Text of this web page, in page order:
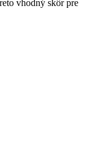
vhodný skôr pre